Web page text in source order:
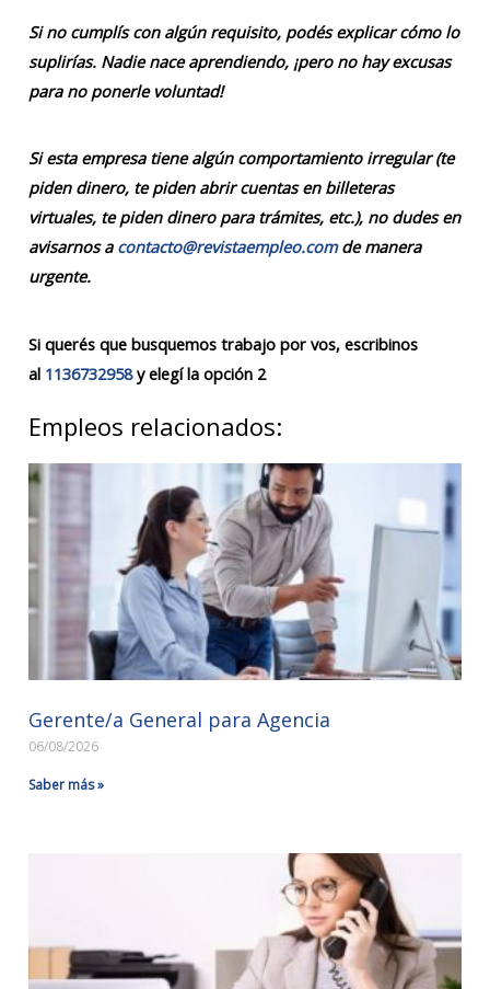
Si no cumplís con algún requisito, podés explicar cómo lo
suplirías. Nadie nace aprendiendo, ¡pero no hay excusas
para no ponerle voluntad!
Si esta empresa tiene algún comportamiento irregular (te
piden dinero, te piden abrir cuentas en billeteras
virtuales, te piden dinero para trámites, etc.), no dudes en
avisarnos a contacto@revistaempleo.comde manera
urgente.
Si querés que busquemos trabajo por vos, escribinos
al 1136732958y elegí la opción 2
Empleos relacionados:
Gerente/a General para Agencia
06/08/2026
Saber más »